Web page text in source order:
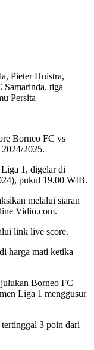
Pieter Huistra,
tiga
Persita
Borneo FC vs
2025.
1, digelar di
pukul 19.00 WIB.
melalui siaran
Vidio.com.
link live score.
harga mati ketika
Borneo FC
Liga 1 menggusur
3 poin dari